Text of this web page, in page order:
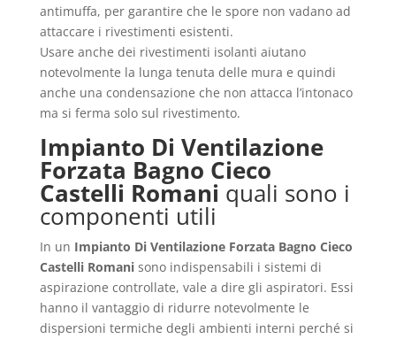
antimuffa, per garantire che le spore non vadano ad
attaccare i rivestimenti esistenti.
Usare anche dei rivestimenti isolanti aiutano
notevolmente la lunga tenuta delle mura e quindi
anche una condensazione che non attacca l’intonaco
ma si ferma solo sul rivestimento.
Impianto Di Ventilazione
Forzata Bagno Cieco
Castelli Romani quali sono i
componenti utili
In un Impianto Di Ventilazione Forzata Bagno Cieco
Castelli Romanisono indispensabili i sistemi di
aspirazione controllate, vale a dire gli aspiratori. Essi
hanno il vantaggio di ridurre notevolmente le
dispersioni termiche degli ambienti interni perché si